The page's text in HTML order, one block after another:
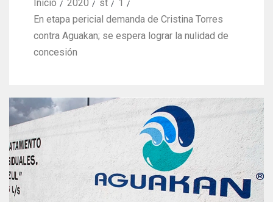
Inicio 2020 st
1
En etapa pericial demanda de Cristina Torres
contra Aguakan; se espera lograr la nulidad de
concesión